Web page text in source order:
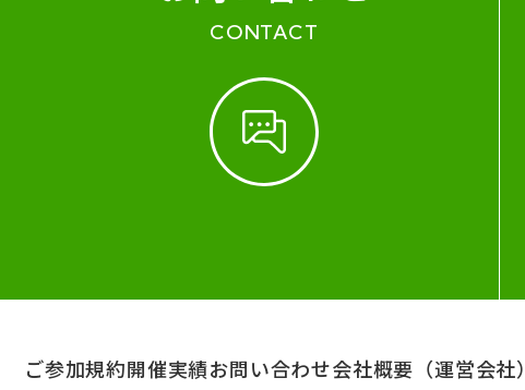
CONTACT
ご参加規約開催実績お問い合わせ会社概要（運営会社）